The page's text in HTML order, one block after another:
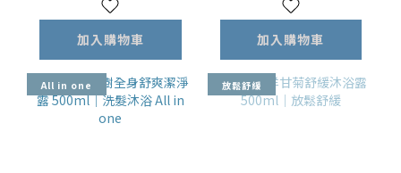
加入購物車 加入購物車
All in one 放鬆舒緩